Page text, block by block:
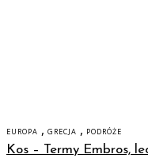
EUROPA , GRECJA , PODRÓŻE
Kos – Termy Embros,